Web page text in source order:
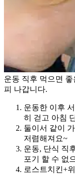
운동 직후 먹으면
피 나갑니다.
운동한 이후
히 걷고 아침
둘이서 같이
저렴해져요~
운동, 단식 직
포기 할 수 없
로스트치킨+